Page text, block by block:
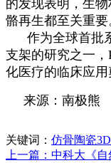
的发现表明，生
骼再生都至关重要
作为全球首批系
支架的研究之一，
化医疗的临床应用
来源：南极熊
关键词： 仿骨陶瓷
上一篇：中科大《